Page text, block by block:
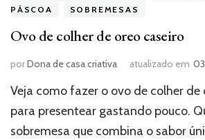
PÁSCOA
SOBREMESAS
Ovo de colher de oreo caseiro
porDona de casa criativa atualizado em
Veja como fazer o ovo de colher
para presentear gastando pouco.
sobremesa que combina o sabor